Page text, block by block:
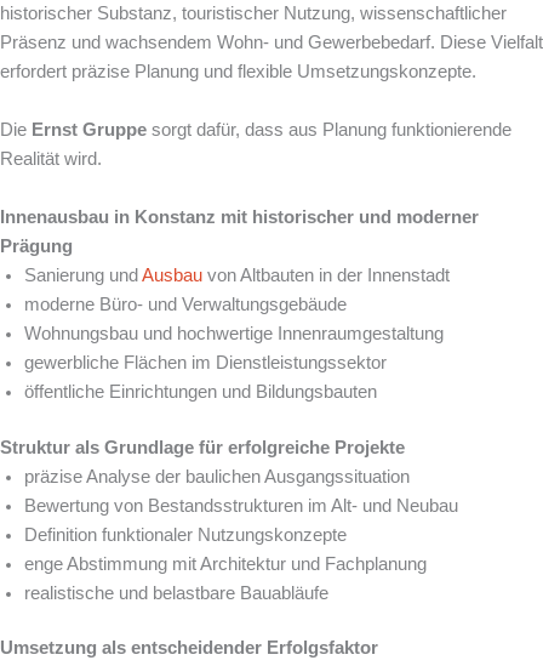
historischer Substanz, touristischer Nutzung, wissenschaftlicher
Präsenz und wachsendem Wohn- und Gewerbebedarf. Diese Vielfalt
erfordert präzise Planung und flexible Umsetzungskonzepte.
Die Ernst Gruppe sorgt dafür, dass aus Planung funktionierende
Realität wird.
Innenausbau in Konstanz mit historischer und moderner
Prägung
Sanierung und Ausbau von Altbauten in der Innenstadt
moderne Büro- und Verwaltungsgebäude
Wohnungsbau und hochwertige Innenraumgestaltung
gewerbliche Flächen im Dienstleistungssektor
öffentliche Einrichtungen und Bildungsbauten
Struktur als Grundlage für erfolgreiche Projekte
präzise Analyse der baulichen Ausgangssituation
Bewertung von Bestandsstrukturen im Alt- und Neubau
Definition funktionaler Nutzungskonzepte
enge Abstimmung mit Architektur und Fachplanung
realistische und belastbare Bauabläufe
Umsetzung als entscheidender Erfolgsfaktor